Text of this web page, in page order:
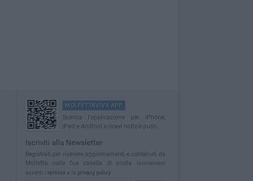
MOLFETTAVIVA APP
Scarica l'applicazione per iPhone,
iPad e Android e ricevi notizie push
Iscriviti alla Newsletter
Registrati per ricevere aggiornamenti e contenuti da
Molfetta nella tua casella di posta
Iscrivendoti
accetti i termini e la privacy policy